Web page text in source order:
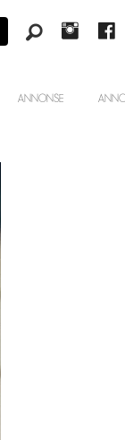
ANNONSE